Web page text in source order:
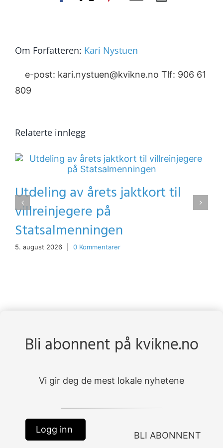
Om Forfatteren: Kari Nystuen
e-post: kari.nystuen@kvikne.no Tlf: 906 61
809
Relaterte innlegg
Utdeling av årets jaktkort til
villreinjegere på
Statsalmenningen
5. august 2026 0 Kommentarer
Bli abonnent på kvikne.no
Vi gir deg de mest lokale nyhetene
Logg inn
BLI ABONNENT